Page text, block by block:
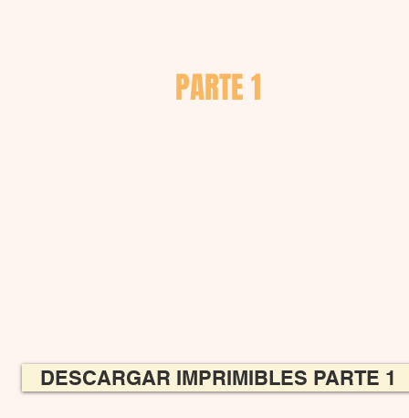
PARTE 1
DESCARGAR IMPRIMIBLES PARTE 1